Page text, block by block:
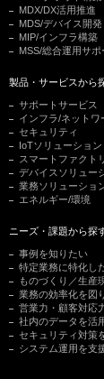
MDX/DX活用推進
MDS/デバイス開
MIP/インフラ構築
MSS/総合運用サポ
製品・サービスから
サポートサービス
インフラ/ネットワ
セキュリティ
IoTソリューション
スマートファクト
デバイスソリュー
業務ソリューショ
エネルギー/環境
ニーズ・課題から探
事例を知りたい
特定業務に特化し
ものづくり／生産
業務の効率化を図
営業力・顧客対応
社内のデータを活
セキュリティ対策
システム運用を支